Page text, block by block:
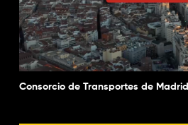
Consorcio de Transportes de Madrid